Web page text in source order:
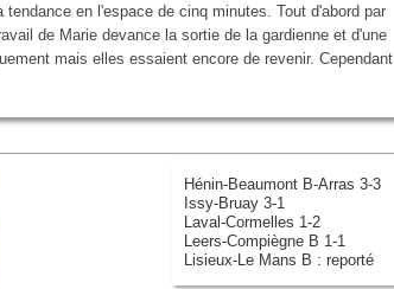
en l'espace de cinq minutes. Tout d'abord par
de Marie devance la sortie de la gardienne et d'une
mais elles essaient encore de revenir. Cependant
Hénin-Beaumont B-Arras 3-3
Issy-Bruay 3-1
Laval-Cormelles 1-2
Leers-Compiègne B 1-1
Lisieux-Le Mans B : reporté